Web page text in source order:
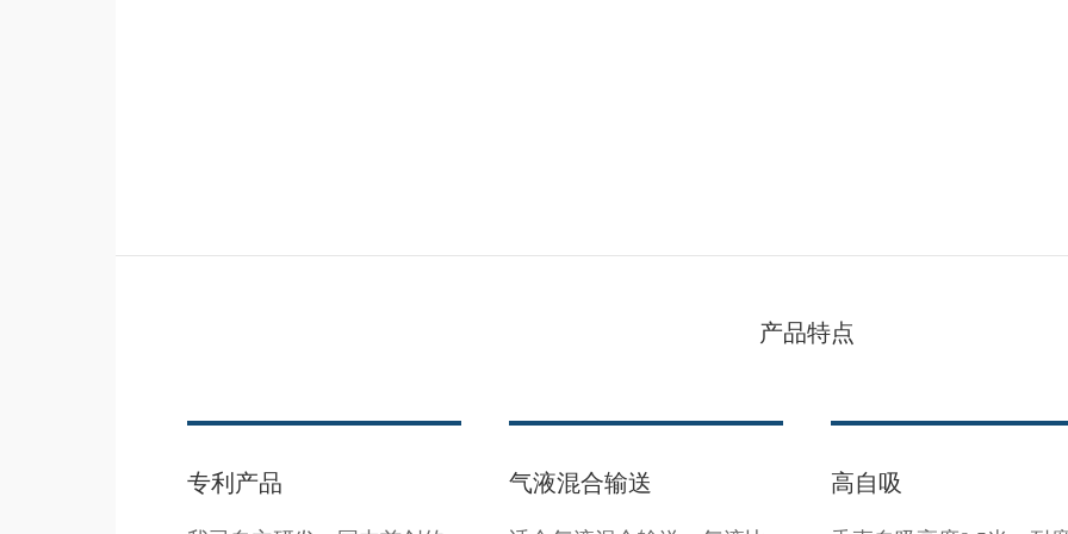
产品特点
专利产品 气液混合输送 高自吸